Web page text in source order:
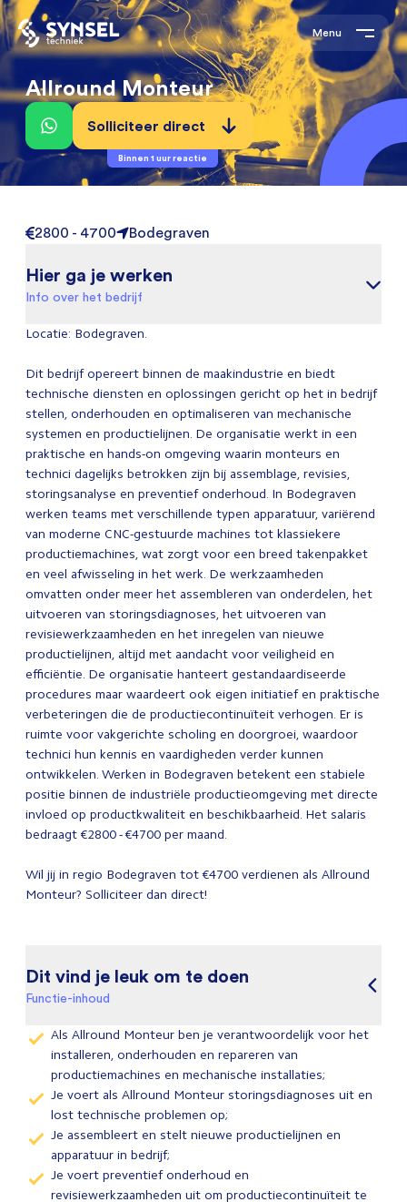
Menu
Allround Monteur
Solliciteer direct
Binnen 1 uur reactie
2800 - 4700 Bodegraven
Hier ga je werken
Info over het bedrijf
Locatie: Bodegraven.
Dit bedrijf opereert binnen de maakindustrie en biedt
technische diensten en oplossingen gericht op het in bedrijf
stellen, onderhouden en optimaliseren van mechanische
systemen en productielijnen. De organisatie werkt in een
praktische en hands-on omgeving waarin monteurs en
technici dagelijks betrokken zijn bij assemblage, revisies,
storingsanalyse en preventief onderhoud. In Bodegraven
werken teams met verschillende typen apparatuur, variërend
van moderne CNC-gestuurde machines tot klassiekere
productiemachines, wat zorgt voor een breed takenpakket
en veel afwisseling in het werk. De werkzaamheden
omvatten onder meer het assembleren van onderdelen, het
uitvoeren van storingsdiagnoses, het uitvoeren van
revisiewerkzaamheden en het inregelen van nieuwe
productielijnen, altijd met aandacht voor veiligheid en
efficiëntie. De organisatie hanteert gestandaardiseerde
procedures maar waardeert ook eigen initiatief en praktische
verbeteringen die de productiecontinuïteit verhogen. Er is
ruimte voor vakgerichte scholing en doorgroei, waardoor
technici hun kennis en vaardigheden verder kunnen
ontwikkelen. Werken in Bodegraven betekent een stabiele
positie binnen de industriële productieomgeving met directe
invloed op productkwaliteit en beschikbaarheid. Het salaris
bedraagt €2800 - €4700 per maand.
Wil jij in regio Bodegraven tot €4700 verdienen als Allround
Monteur? Solliciteer dan direct!
Dit vind je leuk om te doen
Functie-inhoud
Als Allround Monteur ben je verantwoordelijk voor het
installeren, onderhouden en repareren van
productiemachines en mechanische installaties;
Je voert als Allround Monteur storingsdiagnoses uit en
lost technische problemen op;
Je assembleert en stelt nieuwe productielijnen en
apparatuur in bedrijf;
Je voert preventief onderhoud en
revisiewerkzaamheden uit om productiecontinuïteit te